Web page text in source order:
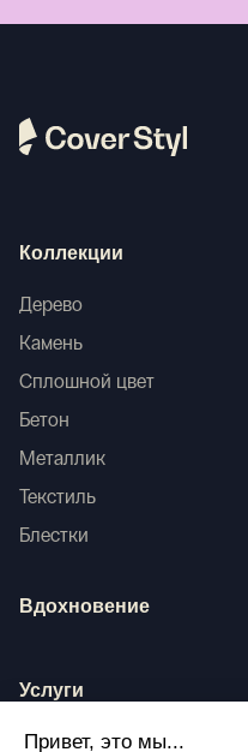
Коллекции
Дерево
Камень
Сплошной цвет
Бетон
Металлик
Текстиль
Блестки
Вдохновение
Услуги
Услуги по оформлению
Привет, это мы...